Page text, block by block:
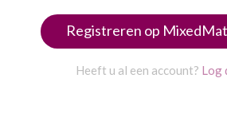
Registreren op
Heeft u al een account? Log